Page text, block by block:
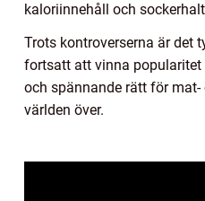
kaloriinnehåll och
Trots kontroverserna är det
fortsatt att vinna popularitet
och spännande rätt för
världen över.